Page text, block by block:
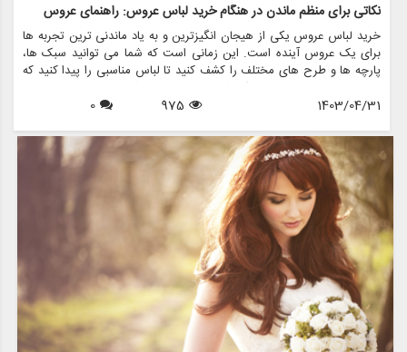
نکاتی برای منظم ماندن در هنگام خرید لباس عروس: راهنمای عروس
خرید لباس عروس یکی از هیجان انگیزترین و به یاد ماندنی ترین تجربه ها
برای یک عروس آینده است. این زمانی است که شما می توانید سبک ها،
پارچه ها و طرح های مختلف را کشف کنید تا لباس مناسبی را پیدا کنید که
در روز خاص خود احساس یک شاهزاده خانم را به شما بدهد. با این حال، با
وجود گزینه های بسیار زیاد، پیمایش در این فرآیند می تواند طاقت فرسا و
نکات ارزشمندی را برای منظم ماندن در هنگام خرید لباس عروس، با تمرکز بر
ایجاد تجربه لذت بخش و بدون استرس، مورد بحث قرار می دهیم.
1403/04/31
975
0